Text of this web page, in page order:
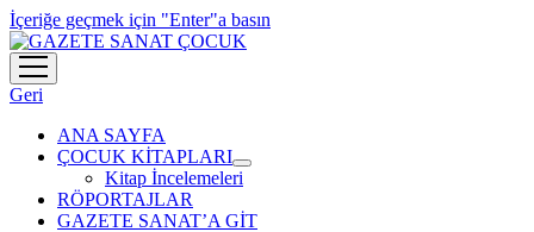
İçeriğe geçmek için "Enter"a basın
menüyü
aç
Geri
ANA SAYFA
ÇOCUK KİTAPLARI
menüyü
aç
Kitap İncelemeleri
RÖPORTAJLAR
GAZETE SANAT’A GİT